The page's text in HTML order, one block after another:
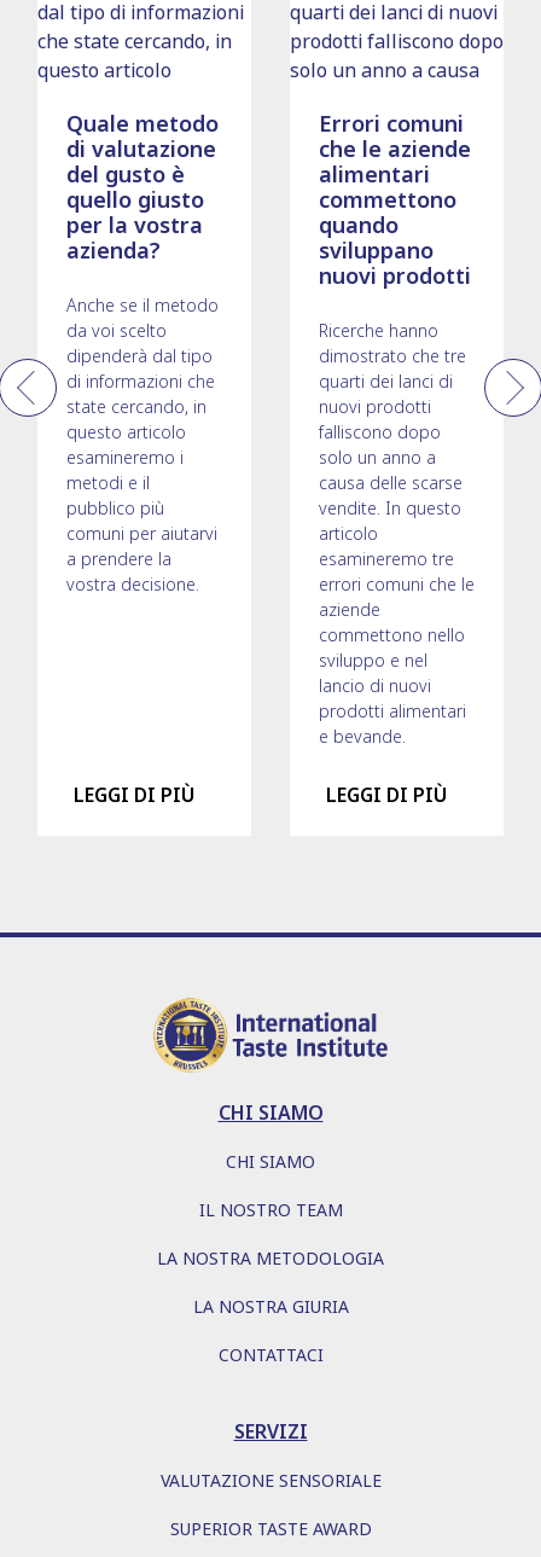
Previous
Quale metodo
di valutazione
del gusto è
quello giusto
per la vostra
azienda?
Anche se il metodo
da voi scelto
dipenderà dal tipo
di informazioni che
state cercando, in
questo articolo
esamineremo i
metodi e il
pubblico più
comuni per aiutarvi
a prendere la
vostra decisione.
LEGGI DI PIÙ
Errori comuni
che le aziende
alimentari
commettono
quando
sviluppano
nuovi prodotti
Ricerche hanno
dimostrato che tre
quarti dei lanci di
nuovi prodotti
falliscono dopo
solo un anno a
causa delle scarse
vendite. In questo
articolo
esamineremo tre
errori comuni che le
aziende
commettono nello
sviluppo e nel
lancio di nuovi
prodotti alimentari
e bevande.
LEGGI DI PIÙ
Next
CHI SIAMO
CHI SIAMO
IL NOSTRO TEAM
LA NOSTRA METODOLOGIA
LA NOSTRA GIURIA
CONTATTACI
SERVIZI
VALUTAZIONE SENSORIALE
SUPERIOR TASTE AWARD